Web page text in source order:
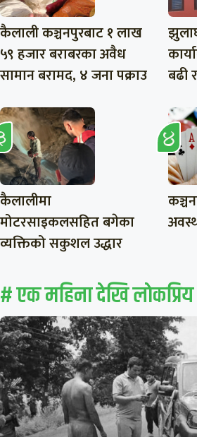
कैलाली कञ्चनपुरबाट १ लाख
५९ हजार बराबरका अवैध
सामान बरामद, ४ जना पक्राउ
बढी
कैलालीमा
मोटरसाइकलसहित बगेका
व्यक्तिको सकुशल उद्धार
# एक महिना देखि लाेकप्रिय